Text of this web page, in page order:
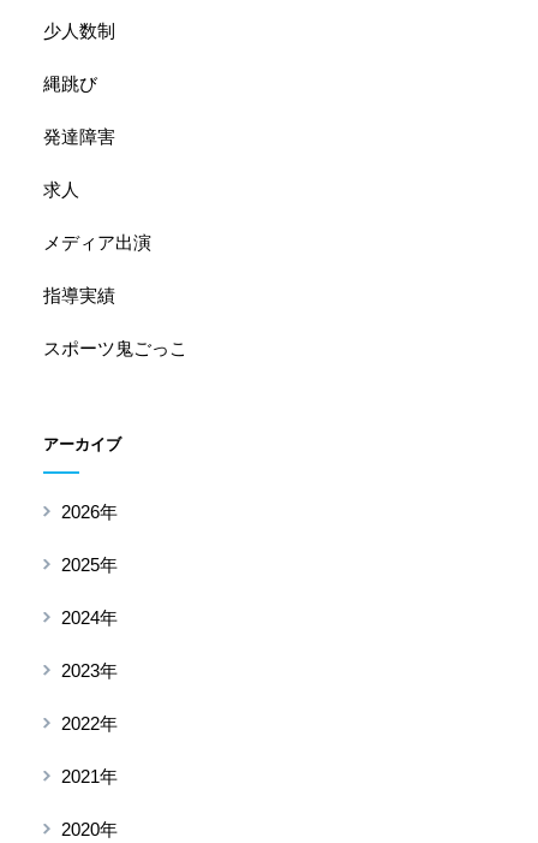
少人数制
縄跳び
発達障害
求人
メディア出演
指導実績
スポーツ鬼ごっこ
アーカイブ
2026年
2025年
2024年
2023年
2022年
2021年
2020年